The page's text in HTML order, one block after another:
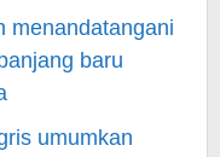
menandatangani
baru
umumkan